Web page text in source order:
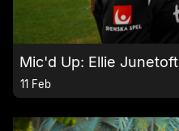
Mic'd Up: Ellie Junetoft
11 Feb